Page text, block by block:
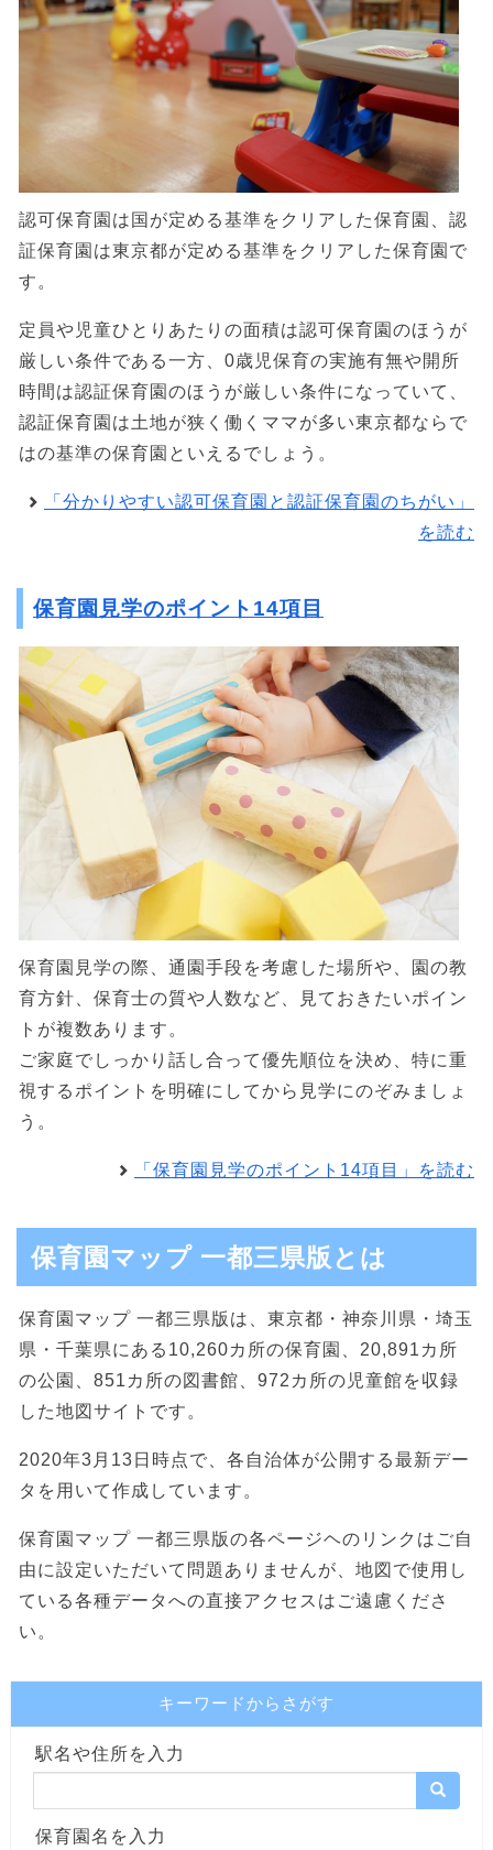
認可保育園は国が定める基準をクリアした保育園、認
証保育園は東京都が定める基準をクリアした保育園で
す。
定員や児童ひとりあたりの面積は認可保育園のほうが
厳しい条件である一方、0歳児保育の実施有無や開所
時間は認証保育園のほうが厳しい条件になっていて、
認証保育園は土地が狭く働くママが多い東京都ならで
はの基準の保育園といえるでしょう。
「分かりやすい認可保育園と認証保育園のちがい」
を読む
保育園見学のポイント14項目
保育園見学の際、通園手段を考慮した場所や、園の教
育方針、保育士の質や人数など、見ておきたいポイン
トが複数あります。
ご家庭でしっかり話し合って優先順位を決め、特に重
視するポイントを明確にしてから見学にのぞみましょ
う。
「保育園見学のポイント14項目」を読む
保育園マップ 一都三県版とは
保育園マップ 一都三県版は、東京都・神奈川県・埼玉
県・千葉県にある10,260カ所の保育園、20,891カ所
の公園、851カ所の図書館、972カ所の児童館を収録
した地図サイトです。
2020年3月13日時点で、各自治体が公開する最新デー
タを用いて作成しています。
保育園マップ 一都三県版の各ページヘのリンクはご自
由に設定いただいて問題ありませんが、地図で使用し
ている各種データへの直接アクセスはご遠慮くださ
い。
キーワードからさがす
駅名や住所を入力
保育園名を入力